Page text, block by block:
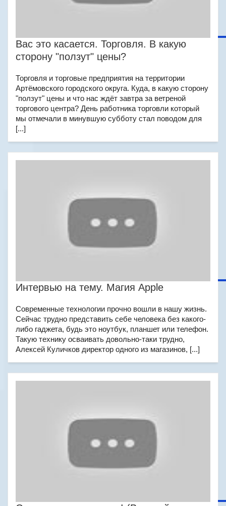
Вас это касается. Торговля. В какую
сторону "ползут" цены?
Торговля и торговые предприятия на территории
Артёмовского городского округа. Куда, в какую сторону
"ползут" цены и что нас ждёт завтра за ветреной
торгового центра? День работника торговли который
мы отмечали в минувшую субботу стал поводом для
[...]
Интервью на тему. Магия Apple
Современные технологии прочно вошли в нашу жизнь.
Сейчас трудно представить себе человека без какого-
либо гаджета, будь это ноутбук, планшет или телефон.
Такую технику осваивать довольно-таки трудно,
Алексей Куличков директор одного из магазинов, [...]